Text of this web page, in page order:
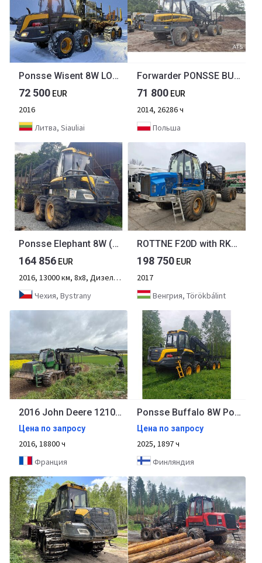
Ponsse Wisent 8W LONG Ponsse Wisent 8W LONG
72 500 EUR
2016
Литва, Siauliai
Forwarder PONSSE BUFFALO 8W (2014)
71 800 EUR
2014, 26286 ч
Польша
Ponsse Elephant 8W (+ K100+)
164 856 EUR
2016, 13000 км, 8х8, Дизель, 11000 ч, 4-осный
Чехия, Bystrany
ROTTNE F20D with RK160 Crane
198 750 EUR
2017
Венгрия, Törökbálint
2016 John Deere 1210E 8x8 Log Forwarder
Цена по запросу
2016, 18800 ч
Франция
Ponsse Buffalo 8W Ponsse Buffalo 8W
Цена по запросу
2025, 1897 ч
Финляндия